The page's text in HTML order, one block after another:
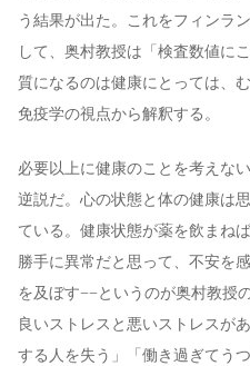
う結果が出た。これをフィンラ
して、奥村教授は「検査数値に
質になるのは健康にとっては、
免疫学の視点から解釈する。
必要以上に健康のことを考えな
逆説だ。心の状態と体の健康は
ている。健康状態が薬を飲まね
勝手に異常だと思って、不安を
を及ぼす−−というのが奥村教授
良いストレスと悪いストレスが
する人を失う」「働き過ぎてう